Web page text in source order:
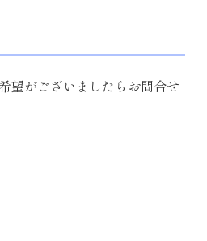
望がございましたらお問合せ